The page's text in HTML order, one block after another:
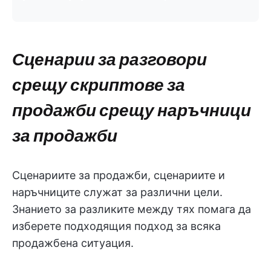
Сценарии за разговори
срещу скриптове за
продажби срещу наръчници
за продажби
Сценариите за продажби, сценариите и
наръчниците служат за различни цели.
Знанието за разликите между тях помага да
изберете подходящия подход за всяка
продажбена ситуация.